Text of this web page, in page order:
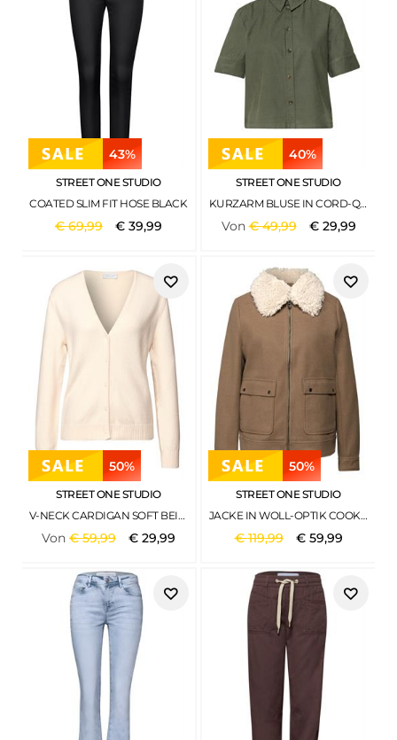
43%
STREET ONE STUDIO
COATED SLIM FIT HOSE BLACK
€69,99 € 39,99
40%
STREET ONE STUDIO
KURZARM BLUSE IN CORD-QUALITÄT LICHEN GREEN
Von€49,99 € 29,99
50%
STREET ONE STUDIO
V-NECK CARDIGAN SOFT BEIGE
Von €59,99 € 29,99
50%
STREET ONE STUDIO
JACKE IN WOLL-OPTIK COOKIE BROWN
€119,99 € 59,99